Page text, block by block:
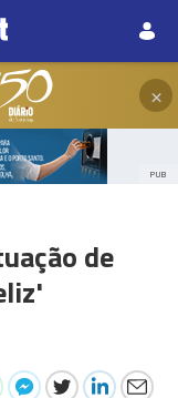
×
PUB
de